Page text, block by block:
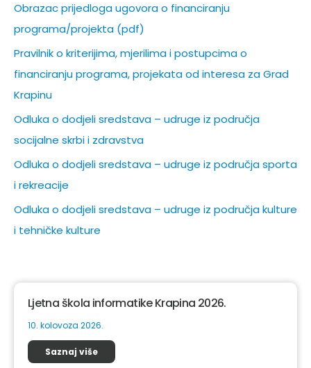
Obrazac prijedloga ugovora o financiranju
programa/projekta (pdf)
Pravilnik o kriterijima, mjerilima i postupcima o
financiranju programa, projekata od interesa za Grad
Krapinu
Odluka o dodjeli sredstava – udruge iz područja
socijalne skrbi i zdravstva
Odluka o dodjeli sredstava – udruge iz područja sporta
i rekreacije
Odluka o dodjeli sredstava – udruge iz područja kulture
i tehničke kulture
Ljetna škola informatike Krapina 2026.
10. kolovoza 2026.
Saznaj više